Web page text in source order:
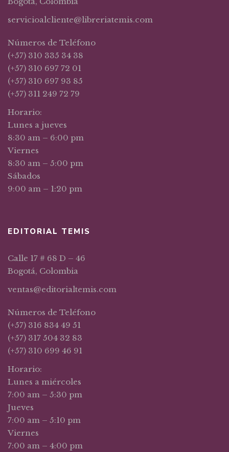
servicioalcliente@libreriatemis.com
Números de Teléfono
(+57) 310 335 34 38
(+57) 310 697 72 01
(+57) 310 697 93 85
(+57) 311 249 72 79
Horario:
Lunes a jueves
8:30 am – 6:00 pm
Viernes
8:30 am – 5:00 pm
Sábados
9:00 am – 1:20 pm
EDITORIAL TEMIS
Calle 17 # 68 D – 46
Bogotá, Colombia
ventas@editorialtemis.com
Números de Teléfono
(+57) 316 834 49 51
(+57) 317 504 32 83
(+57) 310 699 46 91
Horario:
Lunes a miércoles
7:00 am – 5:30 pm
Jueves
7:00 am – 5:10 pm
Viernes
7:00 am – 4:00 pm